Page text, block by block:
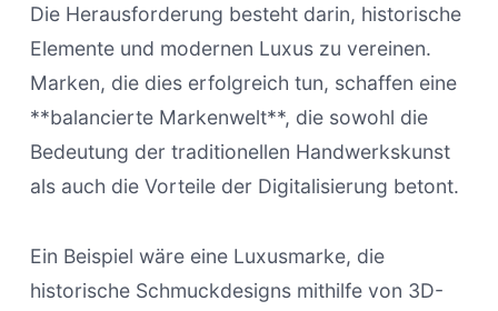
Die Herausforderung besteht darin, historische
Elemente und modernen Luxus zu vereinen.
Marken, die dies erfolgreich tun, schaffen eine
**balancierte Markenwelt**, die sowohl die
Bedeutung der traditionellen Handwerkskunst
als auch die Vorteile der Digitalisierung betont.
Ein Beispiel wäre eine Luxusmarke, die
historische Schmuckdesigns mithilfe von 3D-